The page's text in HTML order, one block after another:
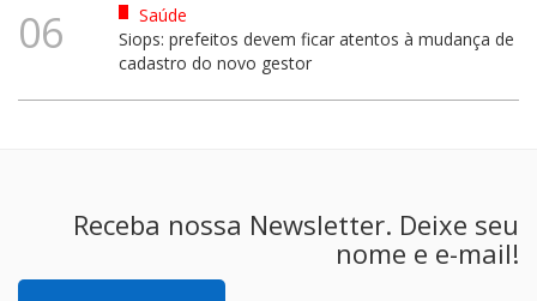
06
Saúde
Siops: prefeitos devem ficar atentos à mudança de
cadastro do novo gestor
Receba nossa Newsletter. Deixe seu
nome e e-mail!